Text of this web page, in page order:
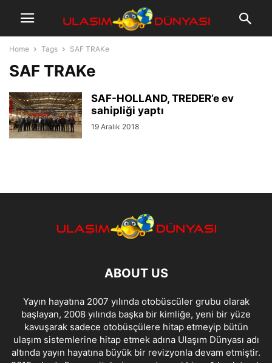
Home Tags SAF TRAKe
SAF TRAKe
SAF-HOLLAND, TREDER’e ev
sahipliği yaptı
19 Aralık 2018
ABOUT US
Yayın hayatına 2007 yılında otobüscüler grubu olarak
başlayan, 2008 yılında başka bir kimliğe, yeni bir yüze
kavuşarak sadece otobüsçülere hitap etmeyip bütün
ulaşım sistemlerine hitap etmek adına Ulaşım Dünyası adı
altında yayın hayatına büyük bir revizyonla devam etmiştir.